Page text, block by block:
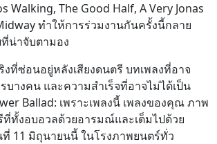
Walking, The Good Half, A Very Jonas
ทำให้การร่วมงานกันครั้งนี้กลาย
น่าจับตามอง
ที่ซ่อนอยู่หลังเสียงดนตรี บทเพลงที่อาจ
บางคน และความสำเร็จที่อาจไม่ได้เป็น
Ballad: เพราะเพลงนี้ เพลงของคุณ ภาพ
ทั้งอบอวลด้วยอารมณ์และเต็มไปด้วย
11 มิถุนายนนี้ ในโรงภาพยนตร์ทั่ว